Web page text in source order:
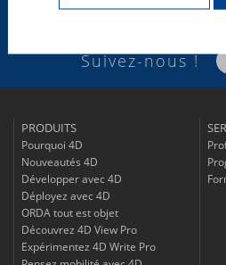
Abonnez-vous à
Suivez-nous !
PRODUITS
Pourquoi 4D
Nouveautés 4D
Développer avec 4D
Déployez avec 4D
ORDA tout est objet
Découvrez 4D View Pro
Expérimentez 4D Write Pro